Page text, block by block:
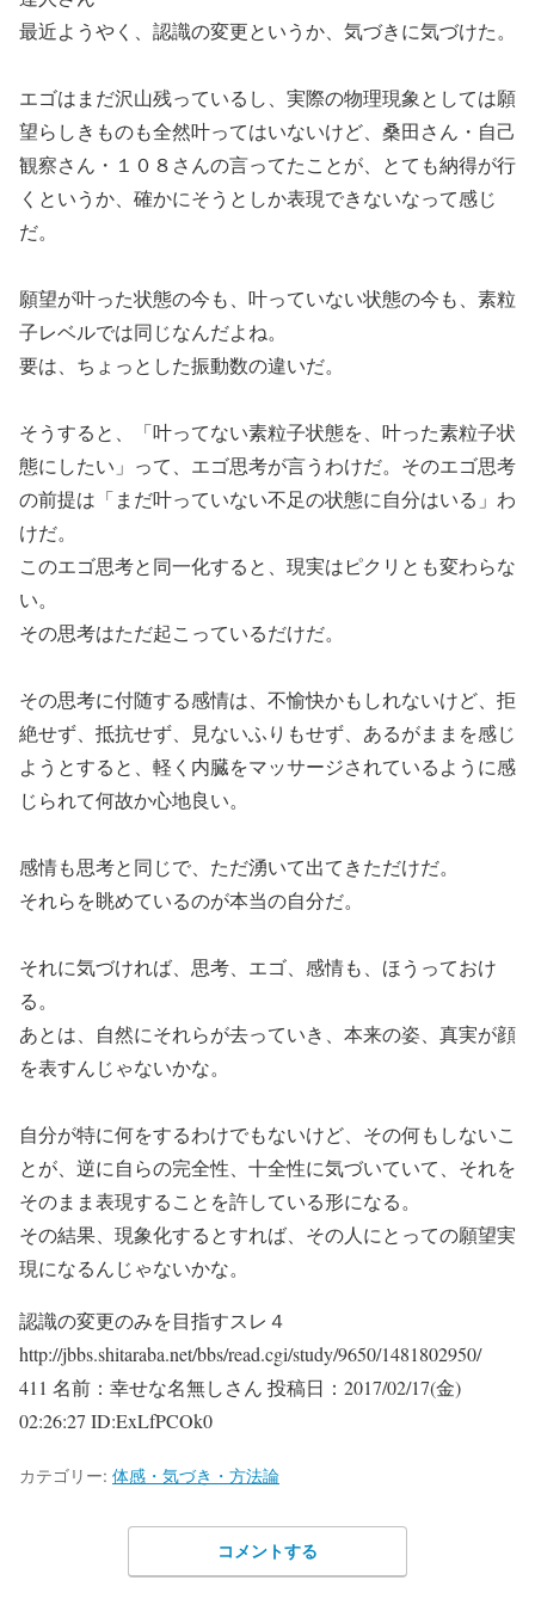
最近ようやく、認識の変更というか、気づきに気づけた。
エゴはまだ沢山残っているし、実際の物理現象としては願
望らしきものも全然叶ってはいないけど、桑田さん・自己
観察さん・１０８さんの言ってたことが、とても納得が行
くというか、確かにそうとしか表現できないなって感じ
だ。
願望が叶った状態の今も、叶っていない状態の今も、素粒
子レベルでは同じなんだよね。
要は、ちょっとした振動数の違いだ。
そうすると、「叶ってない素粒子状態を、叶った素粒子状
態にしたい」って、エゴ思考が言うわけだ。そのエゴ思考
の前提は「まだ叶っていない不足の状態に自分はいる」わ
けだ。
このエゴ思考と同一化すると、現実はピクリとも変わらな
い。
その思考はただ起こっているだけだ。
その思考に付随する感情は、不愉快かもしれないけど、拒
絶せず、抵抗せず、見ないふりもせず、あるがままを感じ
ようとすると、軽く内臓をマッサージされているように感
じられて何故か心地良い。
感情も思考と同じで、ただ湧いて出てきただけだ。
それらを眺めているのが本当の自分だ。
それに気づければ、思考、エゴ、感情も、ほうっておけ
る。
あとは、自然にそれらが去っていき、本来の姿、真実が顔
を表すんじゃないかな。
自分が特に何をするわけでもないけど、その何もしないこ
とが、逆に自らの完全性、十全性に気づいていて、それを
そのまま表現することを許している形になる。
その結果、現象化するとすれば、その人にとっての願望実
現になるんじゃないかな。
認識の変更のみを目指すスレ４
http://jbbs.shitaraba.net/bbs/read.cgi/study/9650/1481802950/
411 名前：幸せな名無しさん 投稿日：2017/02/17(金)
02:26:27 ID:ExLfPCOk0
カテゴリー: 体感・気づき・方法論
コメントする